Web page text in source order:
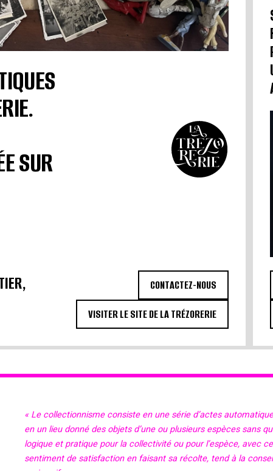
SUR
CONTACTEZ-NOUS
VISITER LE SITE DE LA TRÉZORERIE
« Le collectionnisme consiste en une série d’actes
en un lieu donné des objets d’une ou plusieurs espèces sans
logique et pratique pour la collectivité ou pour l’espèce, avec
sentiment de satisfaction en faisant sa récolte, tend à la